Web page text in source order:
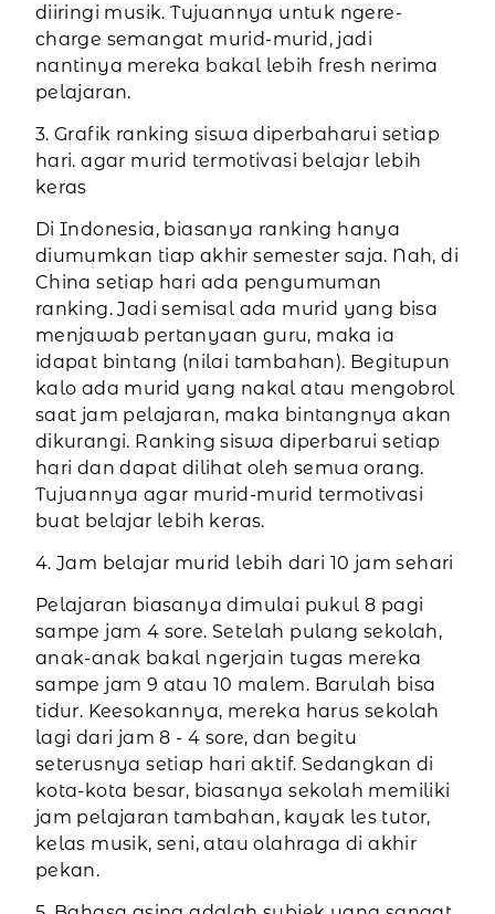
diiringi musik. Tujuannya untuk ngere-
charge semangat murid-murid, jadi
nantinya mereka bakal lebih fresh nerima
pelajaran.
3. Grafik ranking siswa diperbaharui setiap
hari. agar murid termotivasi belajar lebih
keras
Di Indonesia, biasanya ranking hanya
diumumkan tiap akhir semester saja. Nah, di
China setiap hari ada pengumuman
ranking. Jadi semisal ada murid yang bisa
menjawab pertanyaan guru, maka ia
idapat bintang (nilai tambahan). Begitupun
kalo ada murid yang nakal atau mengobrol
saat jam pelajaran, maka bintangnya akan
dikurangi. Ranking siswa diperbarui setiap
hari dan dapat dilihat oleh semua orang.
Tujuannya agar murid-murid termotivasi
buat belajar lebih keras.
4. Jam belajar murid lebih dari 10 jam sehari
Pelajaran biasanya dimulai pukul 8 pagi
sampe jam 4 sore. Setelah pulang sekolah,
anak-anak bakal ngerjain tugas mereka
sampe jam 9 atau 10 malem. Barulah bisa
tidur. Keesokannya, mereka harus sekolah
lagi dari jam 8 - 4 sore, dan begitu
seterusnya setiap hari aktif. Sedangkan di
kota-kota besar, biasanya sekolah memiliki
jam pelajaran tambahan, kayak les tutor,
kelas musik, seni, atau olahraga di akhir
pekan.